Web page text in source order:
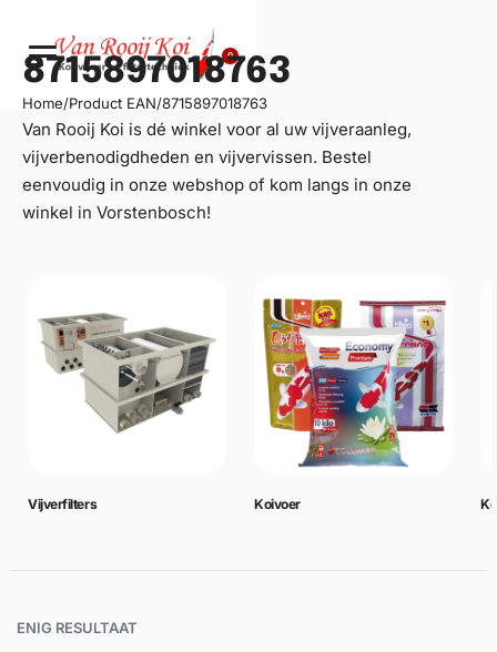
0
8715897018763
Home/Product EAN/8715897018763
Van Rooij Koi is dé winkel voor al uw vijveraanleg,
vijverbenodigdheden en vijvervissen. Bestel
eenvoudig in onze webshop of kom langs in onze
winkel in Vorstenbosch!
Vijverfilters Koivoer
ENIG RESULTAAT